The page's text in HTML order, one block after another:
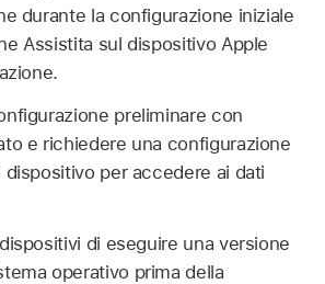
durante la configurazione iniziale
Assistita sul dispositivo Apple
preliminare con
e richiedere una configurazione
dispositivo per accedere ai dati
di eseguire una versione
operativo prima della